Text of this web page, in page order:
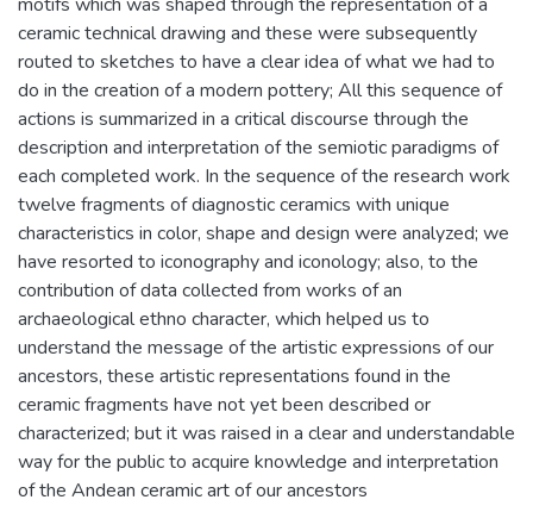
ceramic technical drawing and these were subsequently
routed to sketches to have a clear idea of what we had to
do in the creation of a modern pottery; All this sequence of
actions is summarized in a critical discourse through the
description and interpretation of the semiotic paradigms of
each completed work. In the sequence of the research work
twelve fragments of diagnostic ceramics with unique
characteristics in color, shape and design were analyzed; we
have resorted to iconography and iconology; also, to the
contribution of data collected from works of an
archaeological ethno character, which helped us to
understand the message of the artistic expressions of our
ancestors, these artistic representations found in the
ceramic fragments have not yet been described or
characterized; but it was raised in a clear and understandable
way for the public to acquire knowledge and interpretation
of the Andean ceramic art of our ancestors